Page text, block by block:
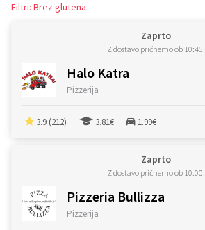
Filtri: Brez glutena
Zaprto
Z dostavo pričnemo ob 10:45.
Halo Katra
Pizzerija
3.9 (212) 3.81€ 1.99€
Zaprto
Z dostavo pričnemo ob 10:00.
Pizzeria Bullizza
Pizzerija